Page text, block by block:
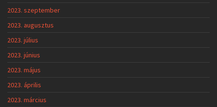
2023. szeptember
2023. augusztus
2023. július
2023. június
2023. május
2023. április
2023. március